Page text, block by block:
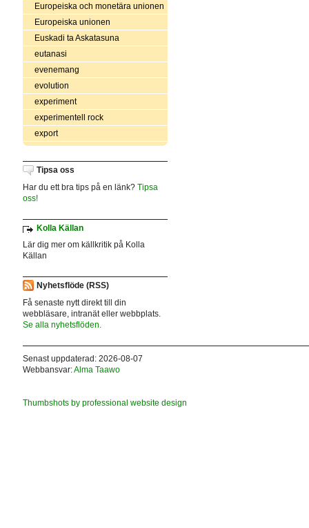
Europeiska och monetära unionen
Europeiska unionen
Euskadi ta Askatasuna
eutanasi
evenemang
evolution
experiment
experimentell rock
export
Tipsa oss
Har du ett bra tips på en länk? Tipsa
oss!
Kolla Källan
Lär dig mer om källkritik på Kolla
Källan
Nyhetsflöde (RSS)
Få senaste nytt direkt till din
webbläsare, intranät eller webbplats.
Se alla nyhetsflöden.
Senast uppdaterad: 2026-08-07
Webbansvar:Alma Taawo
Thumbshots by professional website design